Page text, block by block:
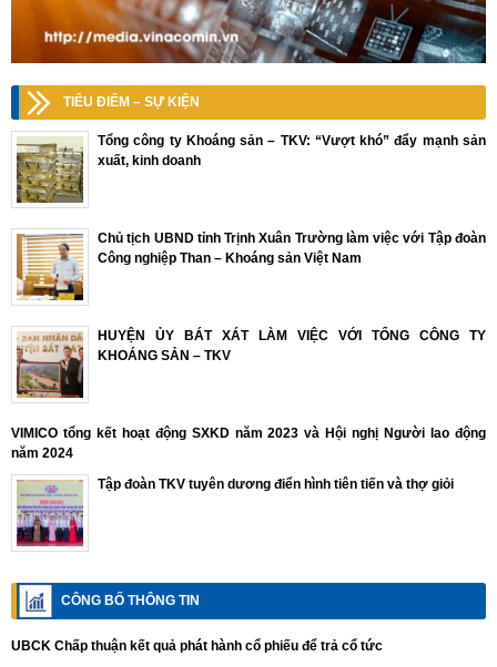
TIÊU ĐIỂM – SỰ KIỆN
Tổng công ty Khoáng sản – TKV: “Vượt khó” đẩy mạnh sản
xuất, kinh doanh
Chủ tịch UBND tỉnh Trịnh Xuân Trường làm việc với Tập đoàn
Công nghiệp Than – Khoáng sản Việt Nam
HUYỆN ỦY BÁT XÁT LÀM VIỆC VỚI TỔNG CÔNG TY
KHOÁNG SẢN – TKV
VIMICO tổng kết hoạt động SXKD năm 2023 và Hội nghị Người lao động
năm 2024
Tập đoàn TKV tuyên dương điển hình tiên tiến và thợ giỏi
CÔNG BỐ THÔNG TIN
UBCK Chấp thuận kết quả phát hành cổ phiếu để trả cổ tức